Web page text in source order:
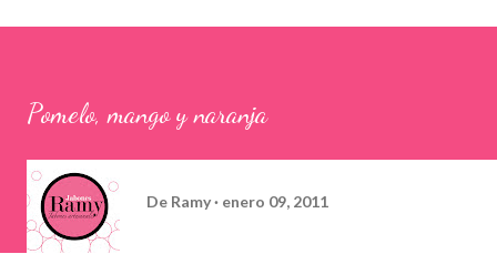
Pomelo, mango y naranja
De Ramy enero 09, 2011